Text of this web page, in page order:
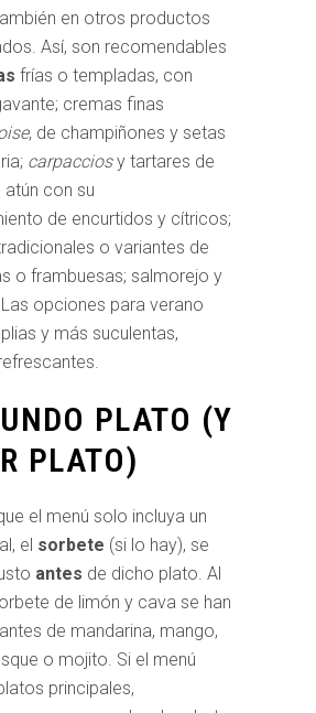
en otros productos
Así, son recomendables
frías o templadas, con
cremas finas
, de champiñones y setas
carpacciosy tartares de
con su
de encurtidos y cítricos;
o variantes de
o frambuesas; salmorejo y
opciones para verano
y más suculentas,
PLATO (Y
PLATO)
el menú solo incluya un
el sorbete (si lo hay), se
antes de dicho plato. Al
de limón y cava se han
de mandarina, mango,
o mojito. Si el menú
principales,